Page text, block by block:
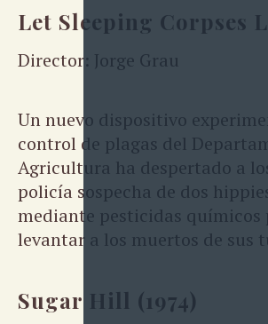
Let Sleeping Corpses
Director: Jorge Grau
Un nuevo dispositivo
control de plagas del
Agricultura ha despertado a
policía sospecha de dos
mediante pesticidas químicos
levantar a los muertos de sus
Sugar Hill (1974)